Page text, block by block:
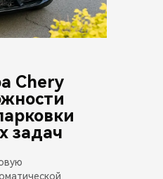
Chery
задач